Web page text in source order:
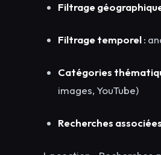
Filtrage
Filtrage temporel:
Catégories
images, YouTube)
Recherches associées